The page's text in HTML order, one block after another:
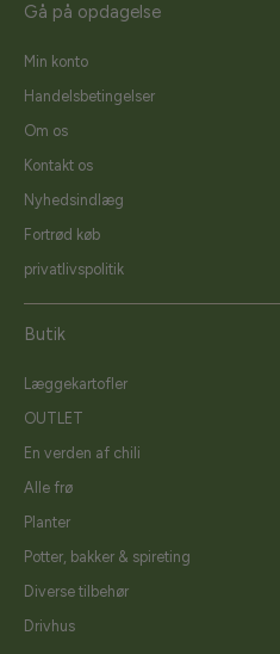
Gå på opdagelse
Min konto
Handelsbetingelser
Om os
Kontakt os
Nyhedsindlæg
Fortrød køb
privatlivspolitik
Butik
Læggekartofler
OUTLET
En verden af chili
Alle frø
Planter
Potter, bakker & spireting
Diverse tilbehør
Drivhus